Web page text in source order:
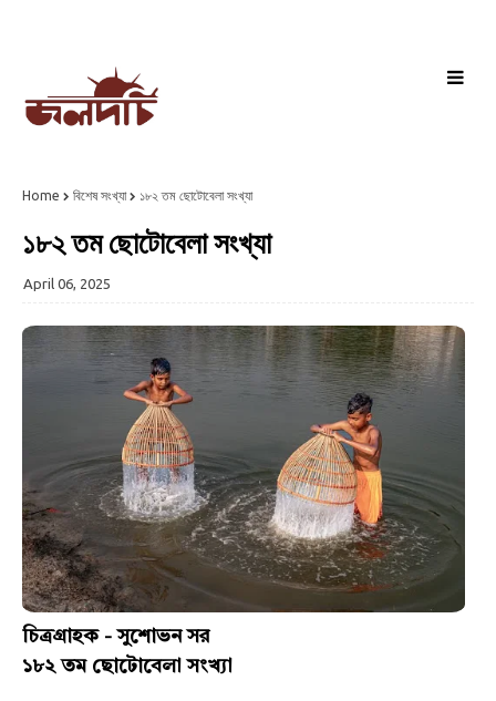
Home বিশেষ সংখ্যা ১৮২ তম ছোটোবেলা সংখ্যা
১৮২ তম ছোটোবেলা সংখ্যা
April 06, 2025
চিত্রগ্রাহক - সুশোভন সর
১৮২ তম ছোটোবেলা সংখ্যা